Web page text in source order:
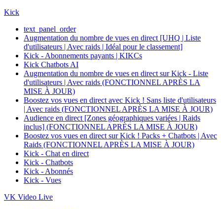
Kick
text_panel_order
Augmentation du nombre de vues en direct [UHQ | Liste
d'utilisateurs | Avec raids | Idéal pour le classement]
Kick - Abonnements payants | KIKCs
Kick Chatbots AI
Augmentation du nombre de vues en direct sur Kick - Liste
d'utilisateurs | Avec raids (FONCTIONNEL APRÈS LA
MISE À JOUR)
Boostez vos vues en direct avec Kick ! Sans liste d'utilisateurs
| Avec raids (FONCTIONNEL APRÈS LA MISE À JOUR)
Audience en direct [Zones géographiques variées | Raids
inclus] (FONCTIONNEL APRÈS LA MISE À JOUR)
Boostez vos vues en direct sur Kick ! Packs + Chatbots | Avec
Raids (FONCTIONNEL APRÈS LA MISE À JOUR)
Kick - Chat en direct
Kick - Chatbots
Kick - Abonnés
Kick - Vues
VK Video Live